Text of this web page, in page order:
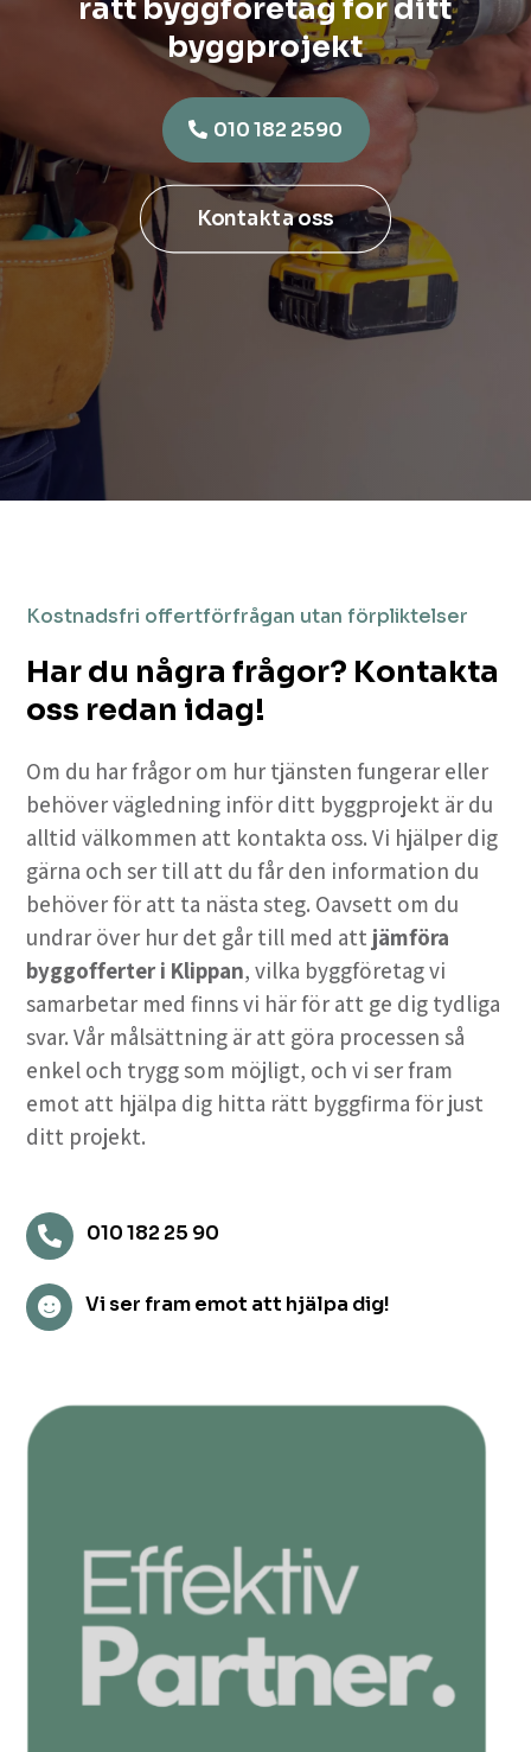
rätt byggföretag för ditt
byggprojekt
010 182 2590
Kontakta oss
Kostnadsfri offertförfrågan utan förpliktelser
Har du några frågor? Kontakta
oss redan idag!
Om du har frågor om hur tjänsten fungerar eller
behöver vägledning inför ditt byggprojekt är du
alltid välkommen att kontakta oss. Vi hjälper dig
gärna och ser till att du får den information du
behöver för att ta nästa steg. Oavsett om du
undrar över hur det går till med att jämföra
byggofferter i Klippan, vilka byggföretag vi
samarbetar med finns vi här för att ge dig tydliga
svar. Vår målsättning är att göra processen så
enkel och trygg som möjligt, och vi ser fram
emot att hjälpa dig hitta rätt byggfirma för just
ditt projekt.
 010 182 25 90
 Vi ser fram emot att hjälpa dig!